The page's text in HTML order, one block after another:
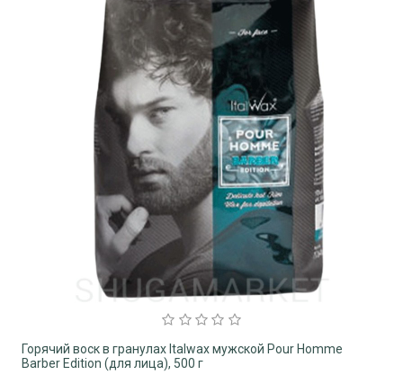
Горячий воск в гранулах Italwax мужской Pour Homme
Barber Edition (для лица), 500 г